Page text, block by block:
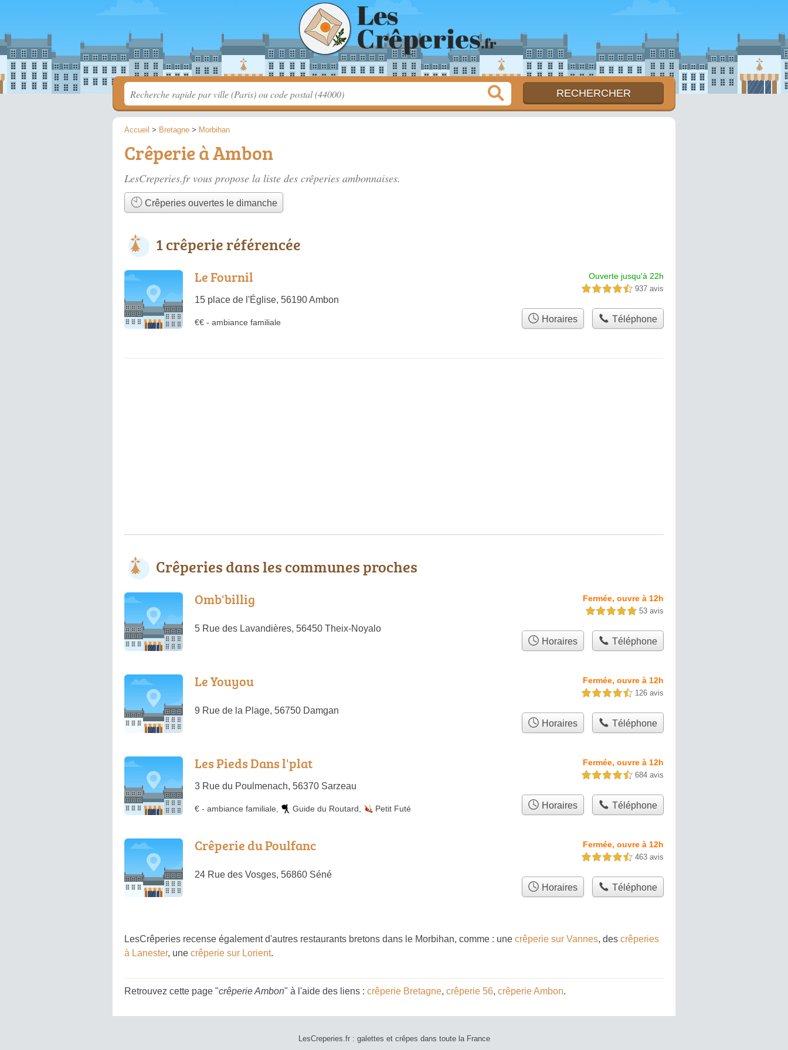
Accueil > Bretagne > Morbihan
Crêperie à Ambon
LesCreperies.fr vous propose la liste des crêperies ambonnaises.
Crêperies ouvertes le dimanche
1 crêperie référencée
Le Fournil
15 place de l'Église, 56190 Ambon
Ouverte jusqu'à 22h
4,5 étoiles sur 5 937 avis
€€ - ambiance familiale Horaires Téléphone
Crêperies dans les communes proches
Omb'billig
5 Rue des Lavandières, 56450 Theix-Noyalo
Fermée, ouvre à 12h
5,0 étoiles sur 5 53 avis
Horaires Téléphone
Le Youyou
9 Rue de la Plage, 56750 Damgan
Fermée, ouvre à 12h
4,5 étoiles sur 5 126 avis
Horaires Téléphone
Les Pieds Dans l'plat
3 Rue du Poulmenach, 56370 Sarzeau
Fermée, ouvre à 12h
4,5 étoiles sur 5 684 avis
€ - ambiance familiale Guide du Routard Petit Futé Horaires Téléphone
Crêperie du Poulfanc
24 Rue des Vosges, 56860 Séné
Fermée, ouvre à 12h
4,5 étoiles sur 5 463 avis
Horaires Téléphone
LesCrêperies recense également d'autres restaurants bretons dans le Morbihan, comme : une crêperie sur Vannes, des crêperies
à Lanester, une crêperie sur Lorient.
Retrouvez cette page "crêperie Ambon" à l'aide des liens : crêperie Bretagne, crêperie 56, crêperie Ambon.
LesCreperies.fr : galettes et crêpes dans toute la France